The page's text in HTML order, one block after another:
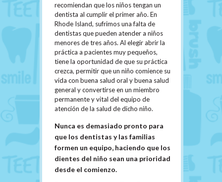
recomiendan que los niños tengan un
dentista al cumplir el primer año. En
Rhode Island, sufrimos una falta de
dentistas que pueden atender a niños
menores de tres años. Al elegir abrir la
práctica a pacientes muy pequeños,
tiene la oportunidad de que su práctica
crezca, permitir que un niño comience su
vida con buena salud oral y buena salud
general y convertirse en un miembro
permanente y vital del equipo de
atención de la salud de dicho niño.
Nunca es demasiado pronto para
que los dentistas y las familias
formen un equipo, haciendo que los
dientes del niño sean una prioridad
desde el comienzo.